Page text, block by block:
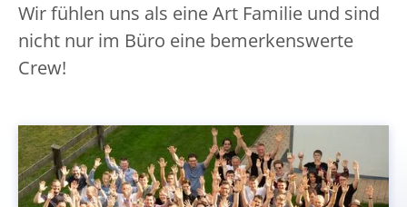
Wir fühlen uns als eine Art Familie und sind
nicht nur im Büro eine bemerkenswerte
Crew!